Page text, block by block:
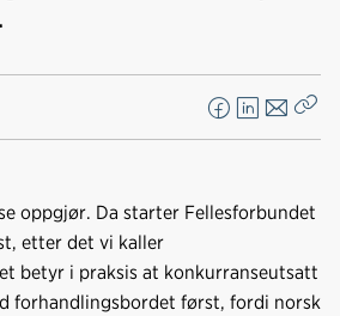
F
e
o
o
L
k
d
I
E
o
t
oppgjør. Da starter Fellesforbundet
etter det vi kaller
betyr i praksis at konkurranseutsatt
forhandlingsbordet først, fordi norsk